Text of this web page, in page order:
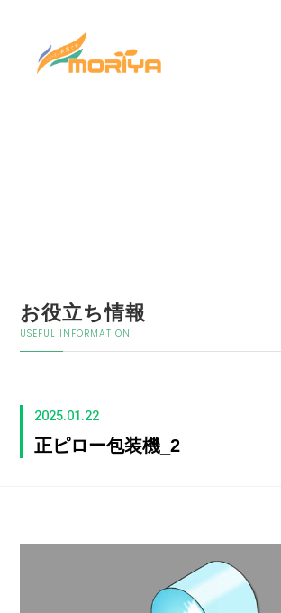
お役立ち情報
USEFUL INFORMATION
2025.01.22
正ピロー包装機_2